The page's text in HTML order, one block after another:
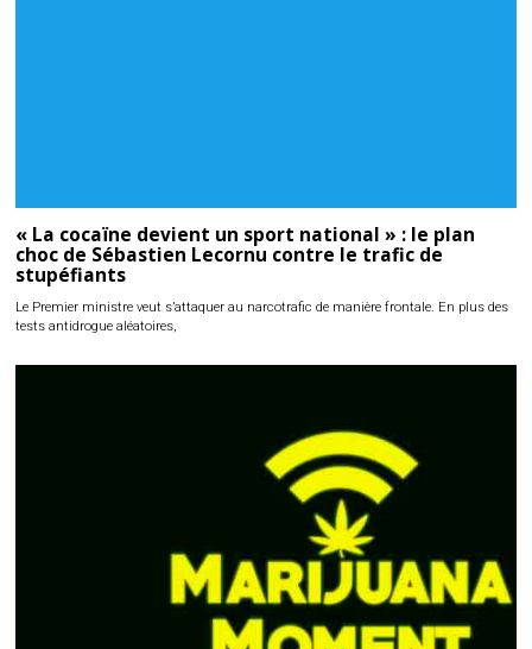
« La cocaïne devient un sport national » : le plan
choc de Sébastien Lecornu contre le trafic de
stupéfiants
Le Premier ministre veut s’attaquer au narcotrafic de manière frontale. En plus des
tests antidrogue aléatoires,